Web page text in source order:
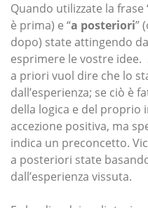
Quando utilizzate la frase
è prima) e “a posteriori”
dopo) state attingendo
esprimere le vostre idee.
a priori vuol dire che lo
dall’esperienza; se ciò è
della logica e del proprio
accezione positiva, ma
indica un preconcetto.
a posteriori state
dall’esperienza vissuta.